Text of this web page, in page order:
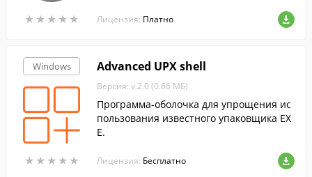
★ ★ ★ ★ ★
★ ★ ★ ★ ★ Лицензия: Платно
Windows
★ ★ ★ ★ ★
★ ★ ★ ★ ★
Advanced UPX shell
Версия: v.2.0 (0.66 МБ)
Программа-оболочка для упрощения ис
пользования известного упаковщика EX
E.
Лицензия: Бесплатно